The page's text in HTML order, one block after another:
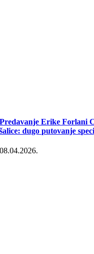
Predavanje Erike Forlani
šalice: dugo putovanje
08.04.2026.